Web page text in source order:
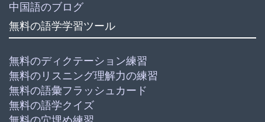
中国語のブログ
無料の語学学習ツール
無料のディクテーション練習
無料のリスニング理解力の練習
無料の語彙フラッシュカード
無料の語学クイズ